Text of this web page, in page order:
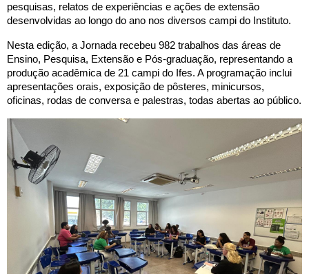
pesquisas, relatos de experiências e ações de extensão
desenvolvidas ao longo do ano nos diversos campi do Instituto.
Nesta edição, a Jornada recebeu 982 trabalhos das áreas de
Ensino, Pesquisa, Extensão e Pós-graduação, representando a
produção acadêmica de 21 campi do Ifes. A programação inclui
apresentações orais, exposição de pôsteres, minicursos,
oficinas, rodas de conversa e palestras, todas abertas ao público.